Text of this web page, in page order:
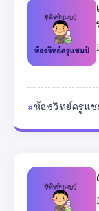
ห้องวิทย์ครูแช